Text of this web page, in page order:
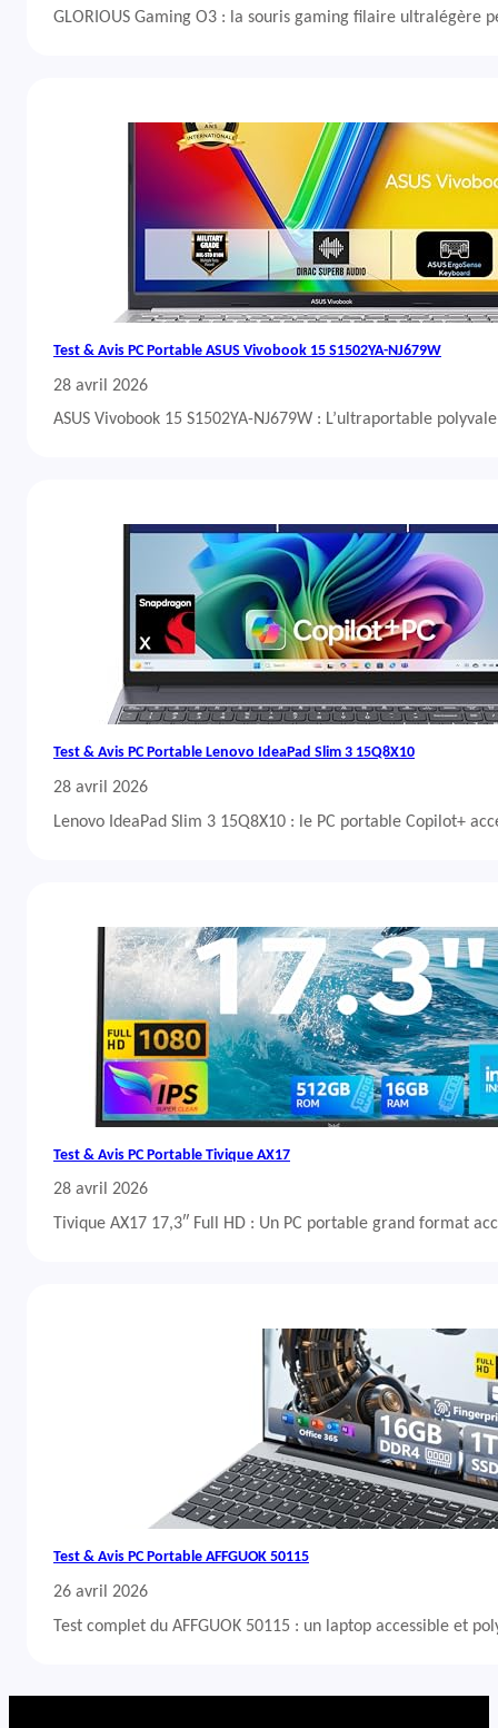
GLORIOUS Gaming O3 : la souris gaming filaire ultralégère
Test & Avis PC Portable ASUS Vivobook 15 S1502YA-NJ679W
28 avril 2026
ASUS Vivobook 15 S1502YA-NJ679W : L’ultraportable
Test & Avis PC Portable Lenovo IdeaPad Slim 3 15Q8X10
28 avril 2026
Lenovo IdeaPad Slim 3 15Q8X10 : le PC portable Copilot+
Test & Avis PC Portable Tivique AX17
28 avril 2026
Tivique AX17 17,3″ Full HD : Un PC portable grand format
Test & Avis PC Portable AFFGUOK 50115
26 avril 2026
Test complet du AFFGUOK 50115 : un laptop accessible